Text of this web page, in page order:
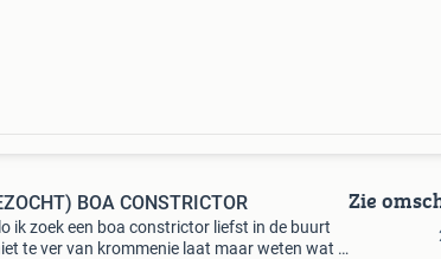
BOA CONSTRICTOR
ik zoek een boa constrictor liefst in de buurt
te ver van krommenie laat maar weten wat u
Zie